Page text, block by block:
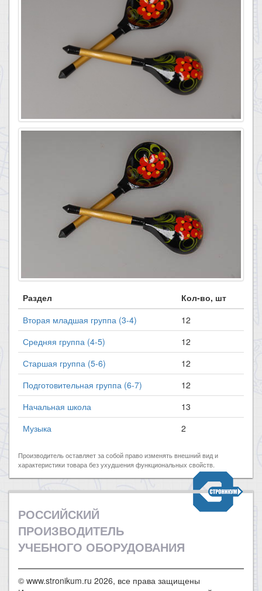
Раздел
Кол-во, шт
Вторая младшая группа (3-4)
12
Средняя группа (4-5)
12
Старшая группа (5-6)
12
Подготовительная группа (6-7)
12
Начальная школа
13
Музыка
2
Производитель оставляет за собой право изменять внешний вид и
характеристики товара без ухудшения функциональных свойств.
РОССИЙСКИЙ
ПРОИЗВОДИТЕЛЬ
УЧЕБНОГО ОБОРУДОВАНИЯ
© www.stronikum.ru 2026, все права защищены